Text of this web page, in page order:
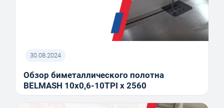
30.08.2024
Обзор биметаллического полотна
BELMASH 10x0,6-10TPI x 2560